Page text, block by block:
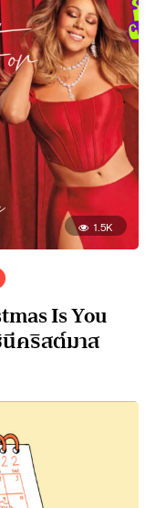
1.5K
Is You
คริสต์มาส